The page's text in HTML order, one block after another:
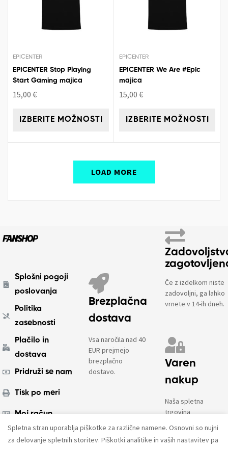
EPICENTER
EPICENTER Stop Playing
Start Gaming majica
15,00 €
IZBERITE MOŽNOSTI
EPICENTER
EPICENTER We Are #Epic
majica
15,00 €
IZBERITE MOŽNOSTI
LOAD MORE
Splošni pogoji
poslovanja
Politika
zasebnosti
Plačilo in
dostava
Pridruži se nam
Tisk po meri
Moj račun
Brezplačna
dostava
Vsa naročila nad 40
EUR prejmejo
brezplačno
dostavo.
Če z izdelkom niste
zadovoljni, ga lahko
vrnete v 14-ih dneh.
Varen
nakup
Naša spletna
trgovina
enkripcijo in PCI
DSS Level 1.
Spletna stran uporablja piškotke za različne namene. Osnovni so nujni
za delovanje spletnih storitev. Piškotki analitike in vaših nastavitev pa